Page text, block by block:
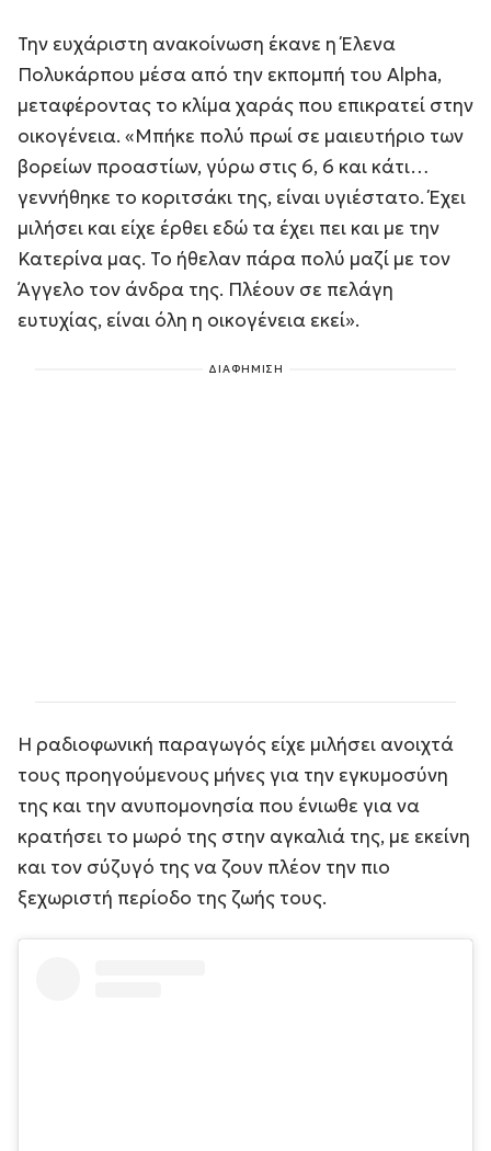
Την ευχάριστη ανακοίνωση έκανε η Έλενα
Πολυκάρπου μέσα από την εκπομπή του Alpha,
μεταφέροντας το κλίμα χαράς που επικρατεί στην
οικογένεια. «Μπήκε πολύ πρωί σε μαιευτήριο των
βορείων προαστίων, γύρω στις 6, 6 και κάτι…
γεννήθηκε το κοριτσάκι της, είναι υγιέστατο. Έχει
μιλήσει και είχε έρθει εδώ τα έχει πει και με την
Κατερίνα μας. Το ήθελαν πάρα πολύ μαζί με τον
Άγγελο τον άνδρα της. Πλέουν σε πελάγη
ευτυχίας, είναι όλη η οικογένεια εκεί».
ΔΙΑΦΗΜΙΣΗ
Η ραδιοφωνική παραγωγός είχε μιλήσει ανοιχτά
τους προηγούμενους μήνες για την εγκυμοσύνη
της και την ανυπομονησία που ένιωθε για να
κρατήσει το μωρό της στην αγκαλιά της, με εκείνη
και τον σύζυγό της να ζουν πλέον την πιο
ξεχωριστή περίοδο της ζωής τους.